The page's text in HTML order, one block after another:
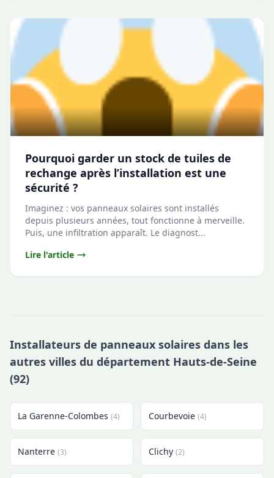
Pourquoi garder un stock de tuiles de
rechange après l’installation est une
sécurité ?
Imaginez : vos panneaux solaires sont installés
depuis plusieurs années, tout fonctionne à merveille.
Puis, une infiltration apparaît. Le diagnost...
Lire l'article
Installateurs de panneaux solaires dans les
autres villes du département Hauts-de-Seine
(92)
La Garenne-Colombes (4) Courbevoie (4)
Nanterre (3) Clichy (2)